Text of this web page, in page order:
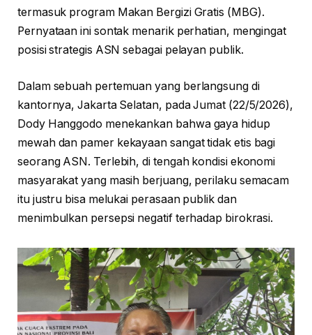
termasuk program Makan Bergizi Gratis (MBG).
Pernyataan ini sontak menarik perhatian, mengingat
posisi strategis ASN sebagai pelayan publik.
Dalam sebuah pertemuan yang berlangsung di
kantornya, Jakarta Selatan, pada Jumat (22/5/2026),
Dody Hanggodo menekankan bahwa gaya hidup
mewah dan pamer kekayaan sangat tidak etis bagi
seorang ASN. Terlebih, di tengah kondisi ekonomi
masyarakat yang masih berjuang, perilaku semacam
itu justru bisa melukai perasaan publik dan
menimbulkan persepsi negatif terhadap birokrasi.